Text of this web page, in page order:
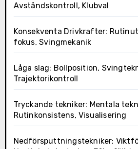
Avståndskontroll, Klubval
Konsekventa Drivkrafter:
fokus, Svingmekanik
Låga slag: Bollposition,
Trajektorikontroll
Tryckande tekniker: Mentala
Rutinkonsistens, Visualisering
Nedförsputtningstekniker: